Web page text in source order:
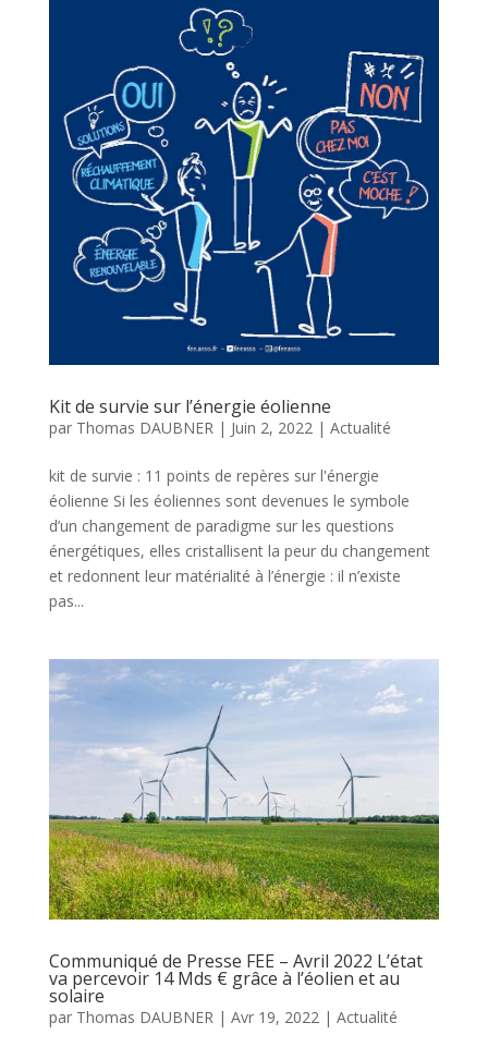
Kit de survie sur l’énergie éolienne
par Thomas DAUBNER| Juin 2, 2022| Actualité
kit de survie : 11 points de repères sur l'énergie
éolienne Si les éoliennes sont devenues le symbole
d’un changement de paradigme sur les questions
énergétiques, elles cristallisent la peur du changement
et redonnent leur matérialité à l’énergie : il n’existe
pas...
Communiqué de Presse FEE – Avril 2022 L’état
va percevoir 14 Mds € grâce à l’éolien et au
solaire
par Thomas DAUBNER| Avr 19, 2022| Actualité